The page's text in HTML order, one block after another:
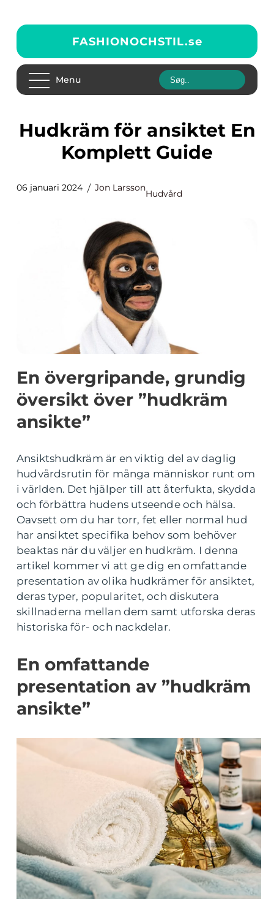
FASHIONOCHSTIL.se
Menu
Hudkräm för ansiktet En
Komplett Guide
06 januari 2024 Jon Larsson
Hudvård
En övergripande, grundig
översikt över ”hudkräm
ansikte”
Ansiktshudkräm är en viktig del av daglig
hudvårdsrutin för många människor runt om
i världen. Det hjälper till att återfukta, skydda
och förbättra hudens utseende och hälsa.
Oavsett om du har torr, fet eller normal hud
har ansiktet specifika behov som behöver
beaktas när du väljer en hudkräm. I denna
artikel kommer vi att ge dig en omfattande
presentation av olika hudkrämer för ansiktet,
deras typer, popularitet, och diskutera
skillnaderna mellan dem samt utforska deras
historiska för- och nackdelar.
En omfattande
presentation av ”hudkräm
ansikte”